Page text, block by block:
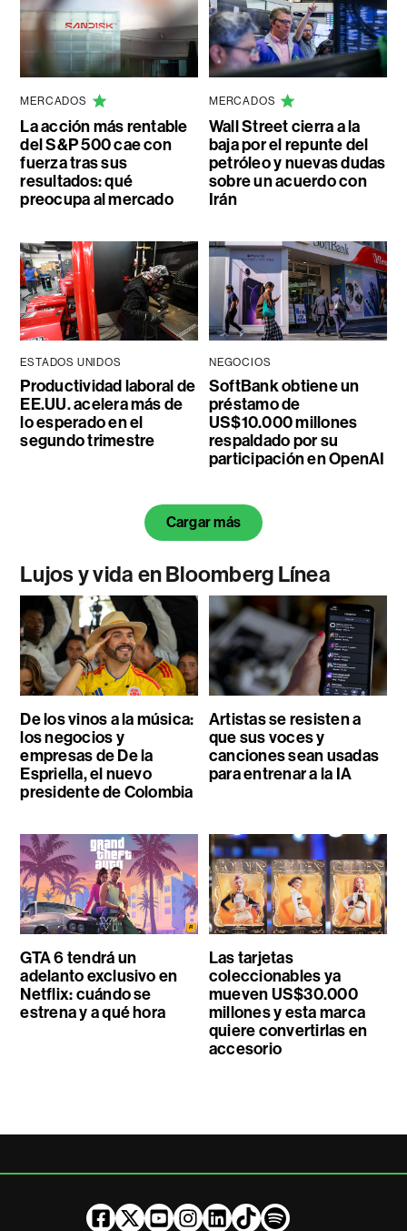
MERCADOS
La acción más rentable
del S&P 500 cae con
fuerza tras sus
resultados: qué
preocupa al mercado
MERCADOS
Wall Street cierra a la
baja por el repunte del
petróleo y nuevas dudas
sobre un acuerdo con
Irán
ESTADOS UNIDOS
Productividad laboral de
EE.UU. acelera más de
lo esperado en el
segundo trimestre
NEGOCIOS
SoftBank obtiene un
préstamo de
US$10.000 millones
respaldado por su
participación en OpenAI
Cargar más
Lujos y vida en Bloomberg Línea
De los vinos a la música:
los negocios y
empresas de De la
Espriella, el nuevo
presidente de Colombia
Artistas se resisten a
que sus voces y
canciones sean usadas
para entrenar a la IA
GTA 6 tendrá un
adelanto exclusivo en
Netflix: cuándo se
estrena y a qué hora
Las tarjetas
coleccionables ya
mueven US$30.000
millones y esta marca
quiere convertirlas en
accesorio